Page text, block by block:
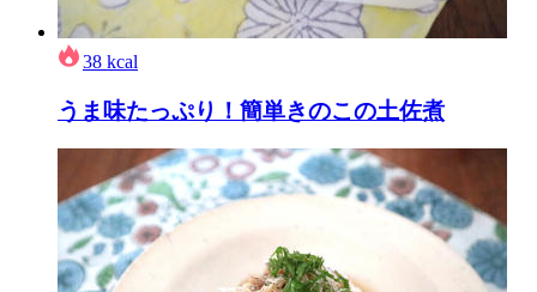
38 kcal
うま味たっぷり！簡単きのこの土佐煮